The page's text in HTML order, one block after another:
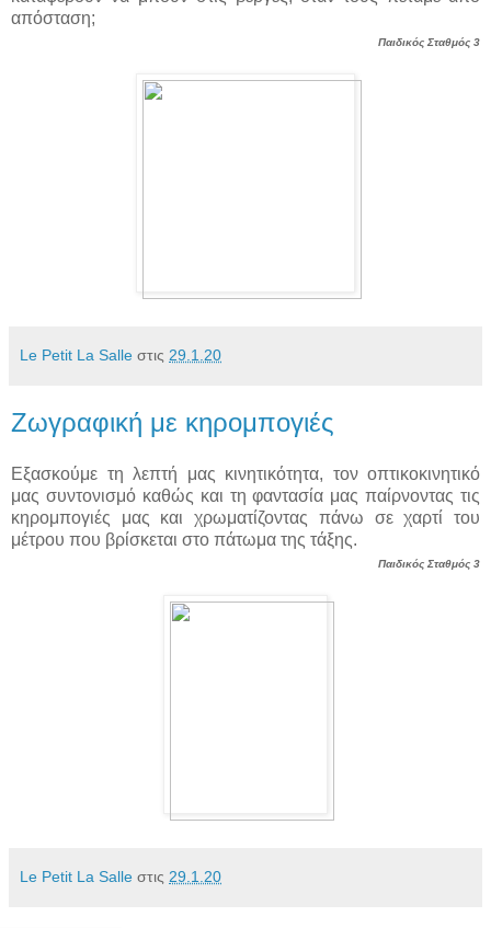
απόσταση;
Παιδικός Σταθμός 3
Le Petit La Salle στις 29.1.20
Ζωγραφική με κηρομπογιές
Εξασκούμε τη λεπτή μας κινητικότητα, τον οπτικοκινητικό
μας συντονισμό καθώς και τη φαντασία μας παίρνοντας τις
κηρομπογιές μας και χρωματίζοντας πάνω σε χαρτί του
μέτρου που βρίσκεται στο πάτωμα της τάξης.
Παιδικός Σταθμός 3
Le Petit La Salle στις 29.1.20